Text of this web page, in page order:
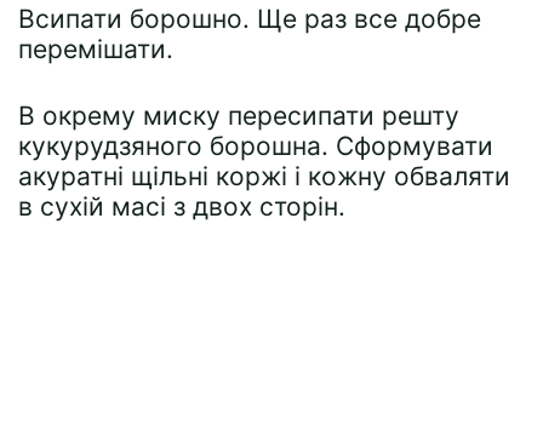
Всипати борошно. Ще раз все добре
перемішати.
В окрему миску пересипати решту
кукурудзяного борошна. Сформувати
акуратні щільні коржі і кожну обваляти
в сухій масі з двох сторін.